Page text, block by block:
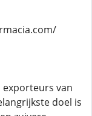
van
doel is